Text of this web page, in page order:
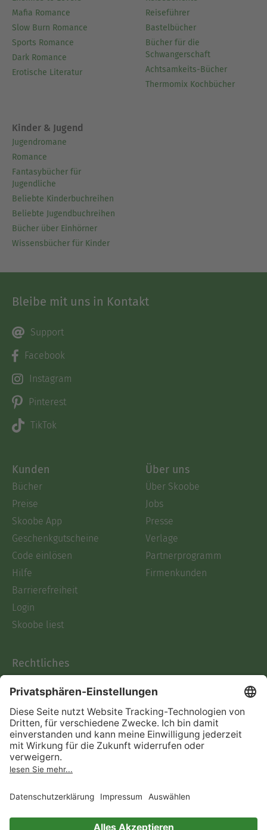
Mafia Romance
Slow Burn Romance
Sports Romance
Dark Romance
Erotische Literatur
Reiseführer
Bastelbücher
Bücher für die
Schwangerschaft
Achtsamkeits-Bücher
Thermomix Kochbücher
Kinder & Jugend
Jugendromane
Romance
Fantasybücher für
Jugendliche
Beliebte Kinderbuchreihen
Beliebte Jugendbuchreihen
Bücher über Einhörner
Wissensbücher für Kinder
Bleibe mit uns in Kontakt
Support
Facebook
Instagram
Pinterest
TikTok
Kunden
Bücher
Preise
Skoobe App
Geschenkgutscheine
Code einlösen
Hilfe
Barrierefreiheit
Login
Skoobe liest
Über uns
Über Skoobe
Jobs
Presse
Verlage
Partnerprogramm
Firmenkunden
Rechtliches
AGB
Informationen nach Data
Act
Verträge hier kündigen
Impressum